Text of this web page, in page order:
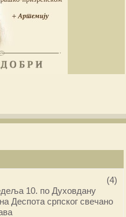
(4)
10. по Духовдану
Деспота српског свечано